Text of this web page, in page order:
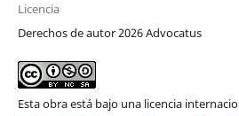
Licencia
Derechos de autor 2026 Advocatus
Esta obra está bajo una licencia